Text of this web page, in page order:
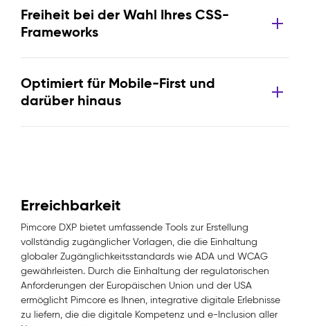
Freiheit bei der Wahl Ihres CSS-
Frameworks
Optimiert für Mobile-First und
darüber hinaus
Erreichbarkeit
Pimcore DXP bietet umfassende Tools zur Erstellung
vollständig zugänglicher Vorlagen, die die Einhaltung
globaler Zugänglichkeitsstandards wie ADA und WCAG
gewährleisten. Durch die Einhaltung der regulatorischen
Anforderungen der Europäischen Union und der USA
ermöglicht Pimcore es Ihnen, integrative digitale Erlebnisse
zu liefern, die die digitale Kompetenz und e-Inclusion aller